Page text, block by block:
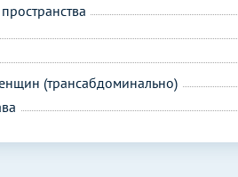
(трансабдоминально)